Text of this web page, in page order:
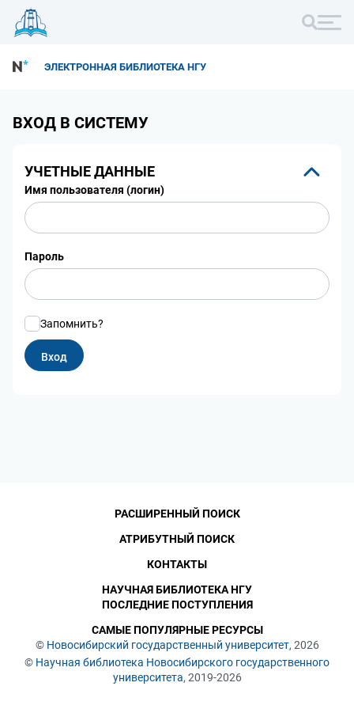
ЭЛЕКТРОННАЯ БИБЛИОТЕКА НГУ
ВХОД В СИСТЕМУ
УЧЕТНЫЕ ДАННЫЕ
Имя пользователя (логин)
Пароль
Запомнить?
© Новосибирский государственный университет, 2026
© Научная библиотека Новосибирского государственного
университета, 2019-2026
РАСШИРЕННЫЙ ПОИСК
АТРИБУТНЫЙ ПОИСК
КОНТАКТЫ
НАУЧНАЯ БИБЛИОТЕКА НГУ
ПОСЛЕДНИЕ ПОСТУПЛЕНИЯ
САМЫЕ ПОПУЛЯРНЫЕ РЕСУРСЫ